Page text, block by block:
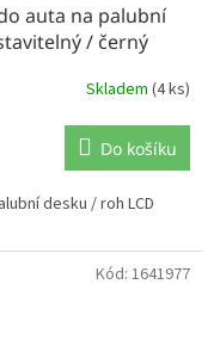
auta na palubní
/ černý
Skladem (4 ks)
Do košíku
desku / roh LCD
Kód: 1641977